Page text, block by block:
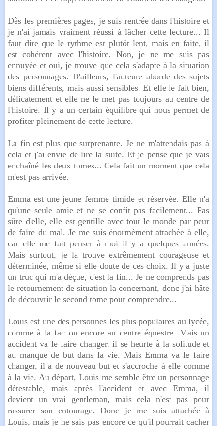
Dès les premières pages, je suis rentrée dans l'histoire et
je n'ai jamais vraiment réussi à lâcher cette lecture... Il
faut dire que le rythme est plutôt lent, mais en faite, il
est cohérent avec l'histoire. Non, je ne me suis pas
ennuyée et oui, je trouve que cela s'adapte à la situation
des personnages. D'ailleurs, l'auteure aborde des sujets
biens différents, mais aussi sensibles. Et elle le fait bien,
délicatement et elle ne le met pas toujours au centre de
l'histoire. Il y a un certain équilibre qui nous permet de
profiter pleinement de cette lecture.
La fin est plus que surprenante. Je ne m'attendais pas à
cela et j'ai envie de lire la suite. Et je pense que je vais
enchaîné les deux tomes... Cela fait un moment que cela
m'est pas arrivée.
Emma est une jeune femme timide et réservée. Elle n'a
qu'une seule amie et ne se confit pas facilement... Pas
sûre d'elle, elle est gentille avec tout le monde par peur
de faire du mal. Je me suis énormément attachée à elle,
car elle me fait penser à moi il y a quelques années.
Mais surtout, je la trouve extrêmement courageuse et
déterminée, même si elle doute de ces choix. Il y a juste
un truc qui m'a déçue, c'est la fin... Je ne comprends pas
le retournement de situation la concernant, donc j'ai hâte
de découvrir le second tome pour comprendre...
Louis est une des personnes les plus populaires au lycée,
comme à la fac ou encore au centre équestre. Mais un
accident va le faire changer, il se heurte à la solitude et
au manque de but dans la vie. Mais Emma va le faire
changer, il a de nouveau but et s'accroche à elle comme
à la vie. Au départ, Louis me semble être un personnage
détestable, mais après l'accident et avec Emma, il
devient un vrai gentleman, mais cela n'est pas pour
rassurer son entourage. Donc je me suis attachée à
Louis, mais je ne sais pas encore ce qu'il pourrait cacher